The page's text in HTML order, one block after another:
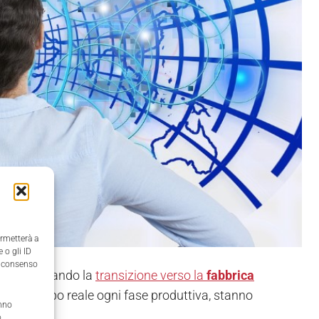
a
o gli ID
accelerando la transizione verso la fabbrica
in tempo reale ogni fase produttiva, stanno